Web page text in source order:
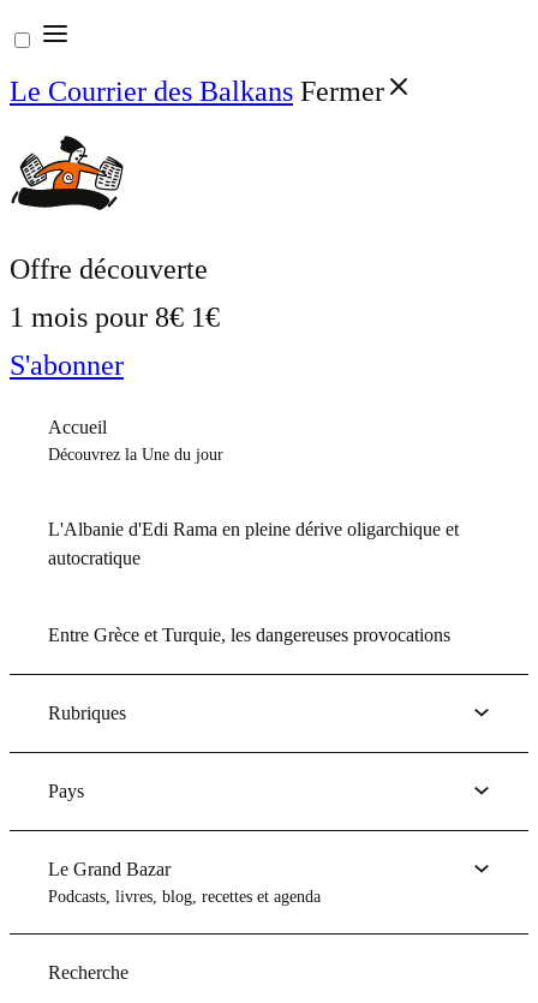
Aller
au
contenu
Le Courrier des Balkans Fermer
Offre découverte
1 mois pour 8€ 1€
S'abonner
Accueil
Découvrez la Une du jour
L'Albanie d'Edi Rama en pleine dérive oligarchique et
autocratique
Entre Grèce et Turquie, les dangereuses provocations
Rubriques
Pays
Le Grand Bazar
Podcasts, livres, blog, recettes et agenda
Recherche